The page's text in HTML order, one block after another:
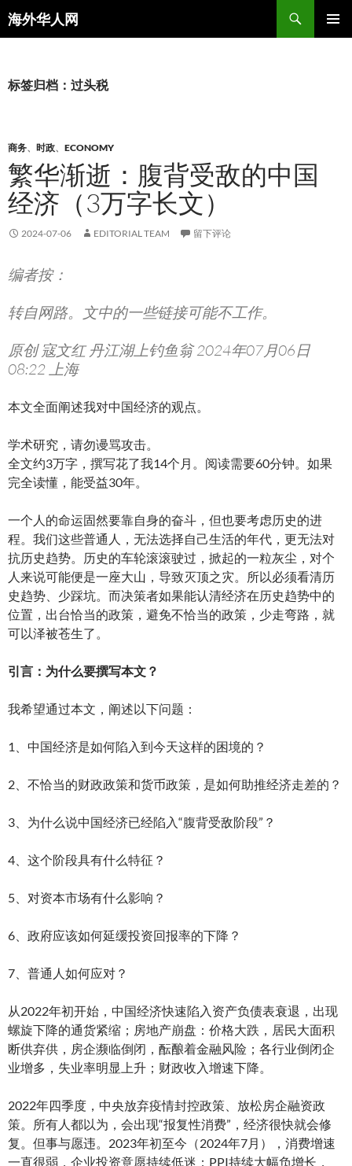
海外华人网
搜
索
文
标签归档：过头税
商务、 时政、 ECONOMY
繁华渐逝：腹背受敌的中国
经济（3万字长文）
2024-07-06 EDITORIAL TEAM 留下评论
编者按：
转自网路。文中的一些链接可能不工作。
原创 寇文红 丹江湖上钓鱼翁 2024年07月06日
08:22 上海
本文全面阐述我对中国经济的观点。
学术研究，请勿谩骂攻击。
全文约3万字，撰写花了我14个月。阅读需要60分钟。如果
完全读懂，能受益30年。
一个人的命运固然要靠自身的奋斗，但也要考虑历史的进
程。我们这些普通人，无法选择自己生活的年代，更无法对
抗历史趋势。历史的车轮滚滚驶过，掀起的一粒灰尘，对个
人来说可能便是一座大山，导致灭顶之灾。所以必须看清历
史趋势、少踩坑。而决策者如果能认清经济在历史趋势中的
位置，出台恰当的政策，避免不恰当的政策，少走弯路，就
可以泽被苍生了。
引言：为什么要撰写本文？
我希望通过本文，阐述以下问题：
1、中国经济是如何陷入到今天这样的困境的？
2、不恰当的财政政策和货币政策，是如何助推经济走差的？
3、为什么说中国经济已经陷入“腹背受敌阶段”？
4、这个阶段具有什么特征？
5、对资本市场有什么影响？
6、政府应该如何延缓投资回报率的下降？
7、普通人如何应对？
从2022年初开始，中国经济快速陷入资产负债表衰退，出现
螺旋下降的通货紧缩；房地产崩盘：价格大跌，居民大面积
断供弃供，房企濒临倒闭，酝酿着金融风险；各行业倒闭企
业增多，失业率明显上升；财政收入增速下降。
2022年四季度，中央放弃疫情封控政策、放松房企融资政
策。所有人都以为，会出现“报复性消费”，经济很快就会修
复。但事与愿违。2023年初至今（2024年7月），消费增速
一直很弱，企业投资意愿持续低迷；PPI持续大幅负增长，